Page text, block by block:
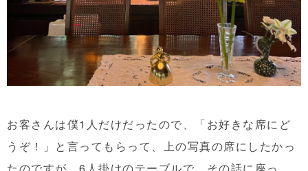
お客さんは僕1人だけだったので、「お好きな席にど
うぞ！」と言ってもらって、上の写真の席にしたかっ